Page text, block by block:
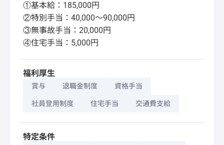
①基本給：185,000円
②特別手当：40,000～90,000円
③無事故手当：20,000円
④住宅手当：5,000円
福利厚生
賞与 退職金制度 資格手当
社員登用制度 住宅手当 交通費支給
特定条件